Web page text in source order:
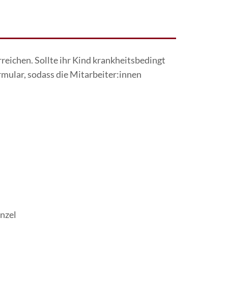
Sollte ihr Kind krankheitsbedingt
sodass die Mitarbeiter:innen